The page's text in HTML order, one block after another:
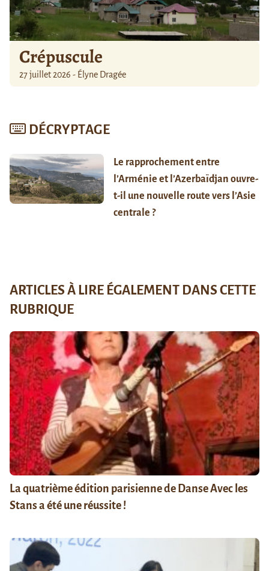
Crépuscule
27 juillet 2026 - Élyne Dragée
DÉCRYPTAGE
Le rapprochement entre
l’Arménie et l’Azerbaïdjan ouvre-
t-il une nouvelle route vers l’Asie
centrale ?
ARTICLES À LIRE ÉGALEMENT DANS CETTE
RUBRIQUE
La quatrième édition parisienne de Danse Avec les
Stans a été une réussite !